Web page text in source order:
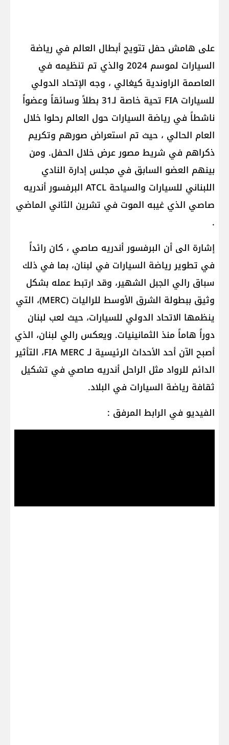
على هامش حفل تتويج أبطال العالم في رياضة
السيارات لموسم 2024 والذي تم تنظيمه في
العاصمة الراوندية كيغالي ، وجه الإتحاد الدولي
للسيارات FIA تحية خاصة لـ31 بطلاً وسائقاً وعضواً
ناشطاً في رياضة السيارات حول العالم رحلوا خلال
العام الحالي ، حيث تم استعراض صورهم وتكريم
ذكراهم في شريط مصور عرض خلال الحفل. ومن
بينهم العضو السابق في مجلس إدارة النادي
اللبناني للسيارات والسياحة ATCL البرفسور أندريه
صاصي الذي غيبه الموت في تشرين الثاني الماضي
.
إشارة الى أن البرفسور أندريه صاصي ، كان رائداً
في تطوير رياضة السيارات في لبنان، بما في ذلك
سباق رالي الجبل الشهير، وقد ارتبط عمله بشكل
وثيق ببطولة الشرق الأوسط للراليات (MERC)، التي
ينظمها الاتحاد الدولي للسيارات، حيث لعب لبنان
دوراً هاماً منذ الثمانينيات. ويعكس رالي لبنان، الذي
أصبح الآن أحد الأحداث الرئيسية لـ FIA MERC، التأثير
الدائم للرواد مثل الراحل أندريه صاصي في تشكيل
ثقافة رياضة السيارات في البلاد.
الفيديو في الرابط المرفق :